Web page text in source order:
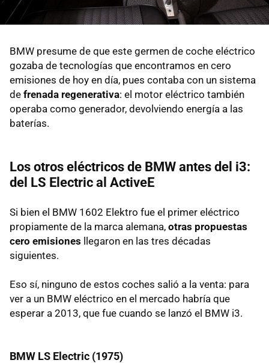
BMW presume de que este germen de coche eléctrico
gozaba de tecnologías que encontramos en cero
emisiones de hoy en día, pues contaba con un sistema
de frenada regenerativa: el motor eléctrico también
operaba como generador, devolviendo energía a las
baterías.
Los otros eléctricos de BMW antes del i3:
del LS Electric al ActiveE
Si bien el BMW 1602 Elektro fue el primer eléctrico
propiamente de la marca alemana, otras propuestas
cero emisiones llegaron en las tres décadas
siguientes.
Eso sí, ninguno de estos coches salió a la venta: para
ver a un BMW eléctrico en el mercado habría que
esperar a 2013, que fue cuando se lanzó el BMW i3.
BMW LS Electric (1975)